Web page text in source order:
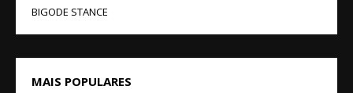
BIGODE STANCE
MAIS POPULARES